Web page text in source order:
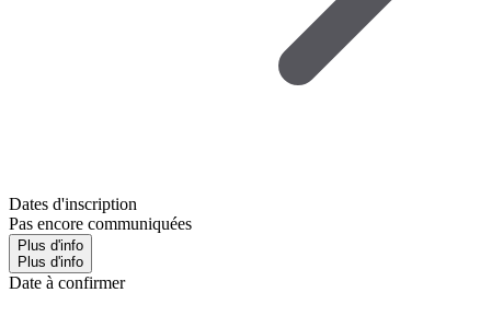
Dates d'inscription
Pas encore communiquées
Plus d'info
Plus d'info
Date à confirmer